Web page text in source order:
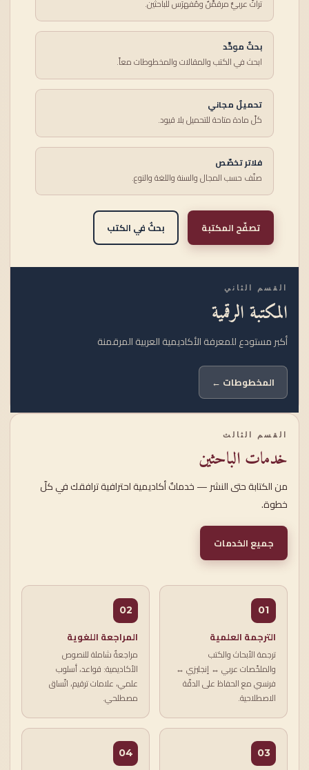
تراثٌ عربيٌّ مرقمَّنٌ ومُفهرَس للباحثين.
بحثٌ موحَّد
ابحث في الكتب والمقالات والمخطوطات معاً.
تحميلٌ مجاني
كلّ مادة متاحة للتحميل بلا قيود.
فلاتر تخصّص
صنّف حسب المجال والسنة واللغة والنوع.
تصفّح المكتبة بحثٌ في الكتب
القسم الثاني
المكتبة الرقمية
أكبر مستودع للمعرفة الأكاديمية العربية المرقمنة
المخطوطات ←
القسم الثالث
خدمات الباحثين
من الكتابة حتى النشر — خدماتٌ أكاديمية احترافية ترافقك في كلّ
خطوة.
جميع الخدمات
01
الترجمة العلمية
ترجمة الأبحاث والكتب
والملخّصات عربي ↔ إنجليزي ↔
فرنسي مع الحفاظ على الدقّة
الاصطلاحية.
02
المراجعة اللغوية
مراجعةٌ شاملة للنصوص
الأكاديمية: قواعد، أسلوب
علمي، علامات ترقيم، اتّساق
مصطلحي.
03
04